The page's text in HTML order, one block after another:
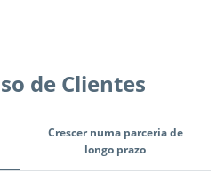
de Clientes
Crescer numa parceria de
longo prazo